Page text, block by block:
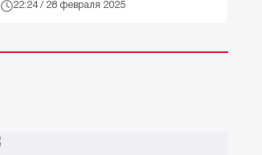
22:24 / 28 февраля 2025